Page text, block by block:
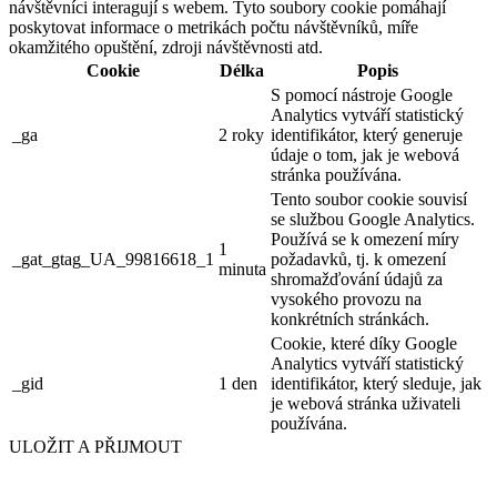
návštěvníci interagují s webem. Tyto soubory cookie pomáhají
poskytovat informace o metrikách počtu návštěvníků, míře
okamžitého opuštění, zdroji návštěvnosti atd.
Cookie
Délka Popis
_ga 2 roky
S pomocí nástroje Google
Analytics vytváří statistický
identifikátor, který generuje
údaje o tom, jak je webová
stránka používána.
_gat_gtag_UA_99816618_1
1
minuta
Tento soubor cookie souvisí
se službou Google Analytics.
Používá se k omezení míry
požadavků, tj. k omezení
shromažďování údajů za
vysokého provozu na
konkrétních stránkách.
_gid 1 den
Cookie, které díky Google
Analytics vytváří statistický
identifikátor, který sleduje, jak
je webová stránka uživateli
používána.
ULOŽIT A PŘIJMOUT